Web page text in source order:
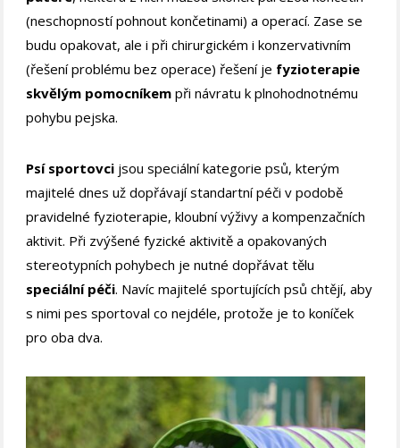
(neschopností pohnout končetinami) a operací. Zase se
budu opakovat, ale i při chirurgickém i konzervativním
(řešení problému bez operace) řešení je fyzioterapie
skvělým pomocníkem při návratu k plnohodnotnému
pohybu pejska.
Psí sportovci jsou speciální kategorie psů, kterým
majitelé dnes už dopřávají standartní péči v podobě
pravidelné fyzioterapie, kloubní výživy a kompenzačních
aktivit. Při zvýšené fyzické aktivitě a opakovaných
stereotypních pohybech je nutné dopřávat tělu
speciální péči. Navíc majitelé sportujících psů chtějí, aby
s nimi pes sportoval co nejdéle, protože je to koníček
pro oba dva.